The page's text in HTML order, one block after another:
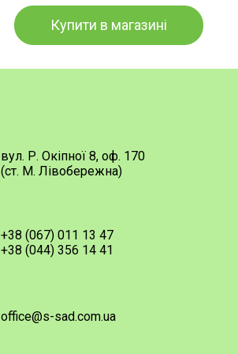
Купити в магазині
вул. Р. Окіпної 8, оф. 170
(ст. М. Лівобережна)
+38 (067) 011 13 47
+38 (044) 356 14 41
office@s-sad.com.ua